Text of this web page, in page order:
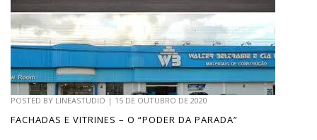
POSTED BY LINEASTUDIO | 15 DE OUTUBRO DE 2020
FACHADAS E VITRINES – O “PODER DA PARADA”